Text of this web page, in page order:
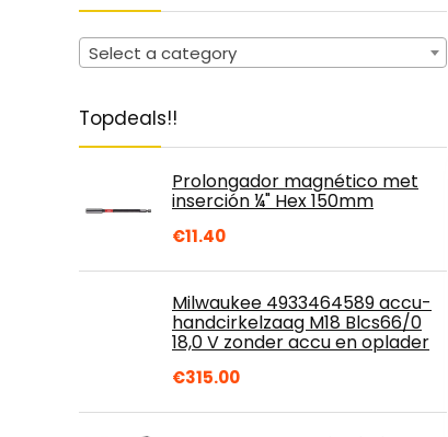
Select a category
Topdeals!!
Prolongador magnético met
inserción ¼" Hex 150mm
€11.40
Milwaukee 4933464589 accu-
handcirkelzaag M18 Blcs66/0
18,0 V zonder accu en oplader
€315.00